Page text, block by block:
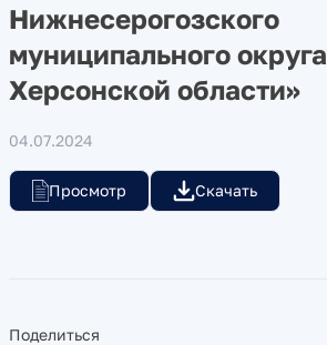
Нижнесерогозского
муниципального округа
Херсонской области»
04.07.2024
Просмотр Скачать
Поделиться